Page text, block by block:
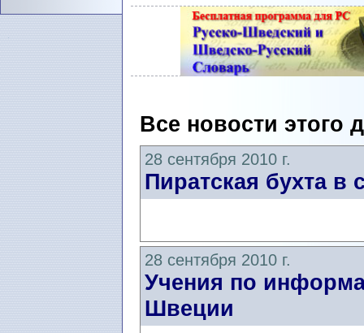
Все новости этого
28 сентября 2010 г.
Пиратская бухта в
28 сентября 2010 г.
Учения по
Швеции